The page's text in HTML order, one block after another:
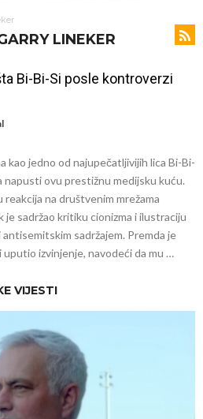
– sam protiv šestorice (Video)
Ispucana lopta izazvala
i Real u strahu: “Novi Haaland” je
su biznis: FIFA ih ne planira ukinuti
Atletikov najvažniji letnji transfer?!
Kontroverzni detalji i novčana isplata iz
LINEKER
Bi-Bi-Si posle kontroverzi
kao jedno od najupečatljivijih lica Bi-Bi-
napusti ovu prestižnu medijsku kuću.
reakcija na društvenim mrežama
je sadržao kritiku cionizma i ilustraciju
sadržajem. Premda je
izvinjenje, navodeći da mu …
VIJESTI